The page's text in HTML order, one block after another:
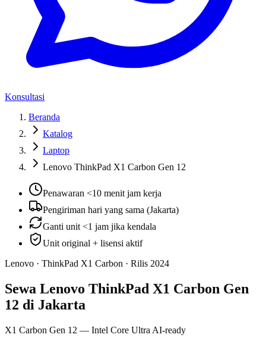
Konsultasi
Beranda
Katalog
Laptop
Lenovo ThinkPad X1 Carbon Gen 12
Penawaran <10 menit jam kerja
Pengiriman hari yang sama (Jakarta)
Ganti unit <1 jam jika kendala
Unit original + lisensi aktif
Lenovo · ThinkPad X1 Carbon · Rilis 2024
Sewa Lenovo ThinkPad X1 Carbon Gen
12 di Jakarta
X1 Carbon Gen 12 — Intel Core Ultra AI-ready